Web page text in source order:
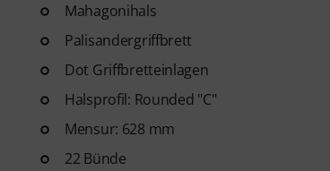
Mahagonihals
Palisandergriffbrett
Dot Griffbretteinlagen
Halsprofil: Rounded "C"
Mensur: 628 mm
22 Bünde